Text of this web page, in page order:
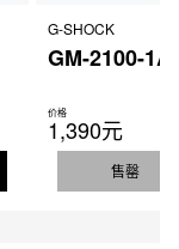
G-SHOCK
GM-2100-1A
价格
1,390元
售罄